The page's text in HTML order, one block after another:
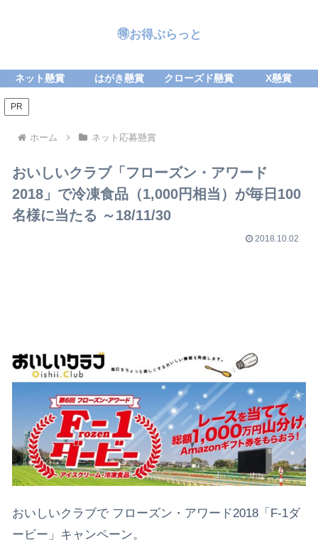
🉐お得ぷらっと
ネット懸賞 はがき懸賞 クローズド懸賞 X懸賞
PR
ホーム ネット応募懸賞
おいしいクラブ「フローズン・アワード
2018」で冷凍食品（1,000円相当）が毎日100
名様に当たる ～18/11/30
2018.10.02
おいしいクラブで フローズン・アワード2018「F-1ダ
ービー」キャンペーン。